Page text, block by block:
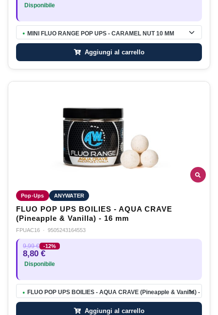
Disponibile
● MINI FLUO RANGE POP UPS - CARAMEL NUT 10 MM
Aggiungi al carrello
Pop-Ups ANYWATER
FLUO POP UPS BOILIES - AQUA CRAVE
(Pineapple & Vanilla) - 16 mm
FPUAC16 · 9505243164553
9,99 € -12%
8,80 €
Disponibile
● FLUO POP UPS BOILIES - AQUA CRAVE (Pineapple & Vanilla) - 16
Aggiungi al carrello